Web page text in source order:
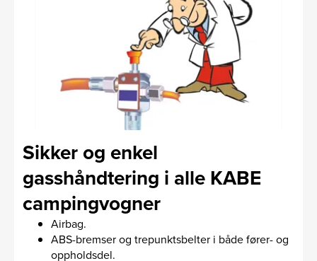
Sikker og enkel
gasshåndtering i alle KABE
campingvogner
Airbag.
ABS-bremser og trepunktsbelter i både fører- og
oppholdsdel.